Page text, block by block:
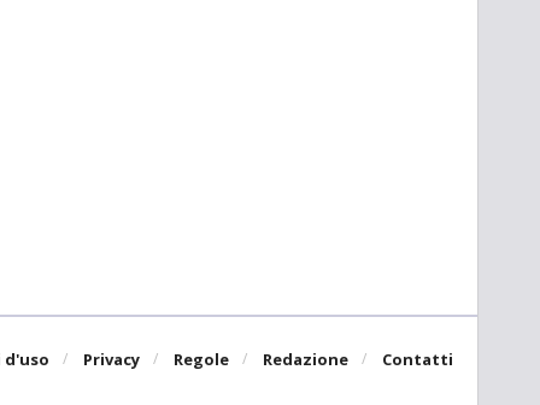
d'uso Privacy Regole Redazione Contatti